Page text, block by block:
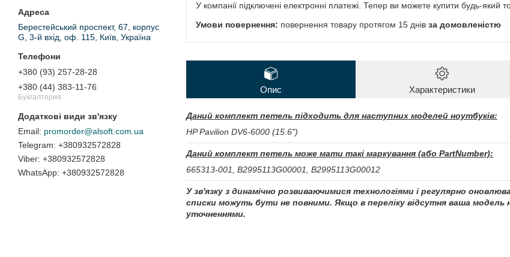
Берестейський проспект, 67, корпус
G, 3-й вхід, оф. 115, Київ, Україна
+380 (93) 257-28-28
+380 (44) 383-11-76
Бухгалтерия
promorder@alsoft.com.ua
+380932572828
+380932572828
+380932572828
У компанії підключені електронні платежі. Тепер ви можете купити будь-який
повернення товару протягом 15 днів за домовленістю
Опис Характеристики
Даний комплект петель підходить для наступних моделей ноутбуків:
HP Pavilion DV6-6000 (15.6")
Даний комплект петель може мати такі маркування (або PartNumber):
665313-001, B2995113G00001, B2995113G00012
У зв'язку з динамічно розвиваючимися технологіями і регулярно
списки можуть бути не повними. Якщо в переліку відсутня ваша модель
уточненнями.